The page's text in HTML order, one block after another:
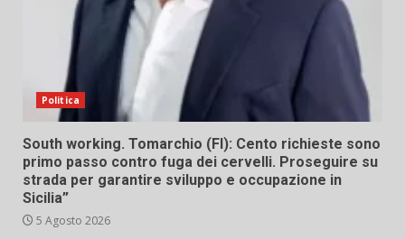
Politica
South working. Tomarchio (FI): Cento richieste sono
primo passo contro fuga dei cervelli. Proseguire su
strada per garantire sviluppo e occupazione in
Sicilia”
5 Agosto 2026